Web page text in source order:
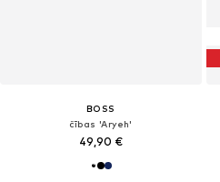
BOSS
čības 'Aryeh'
49,90 €